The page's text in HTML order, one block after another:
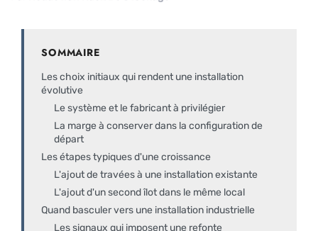
SOMMAIRE
Les choix initiaux qui rendent une installation
évolutive
Le système et le fabricant à privilégier
La marge à conserver dans la configuration de
départ
Les étapes typiques d'une croissance
L'ajout de travées à une installation existante
L'ajout d'un second îlot dans le même local
Quand basculer vers une installation industrielle
Les signaux qui imposent une refonte